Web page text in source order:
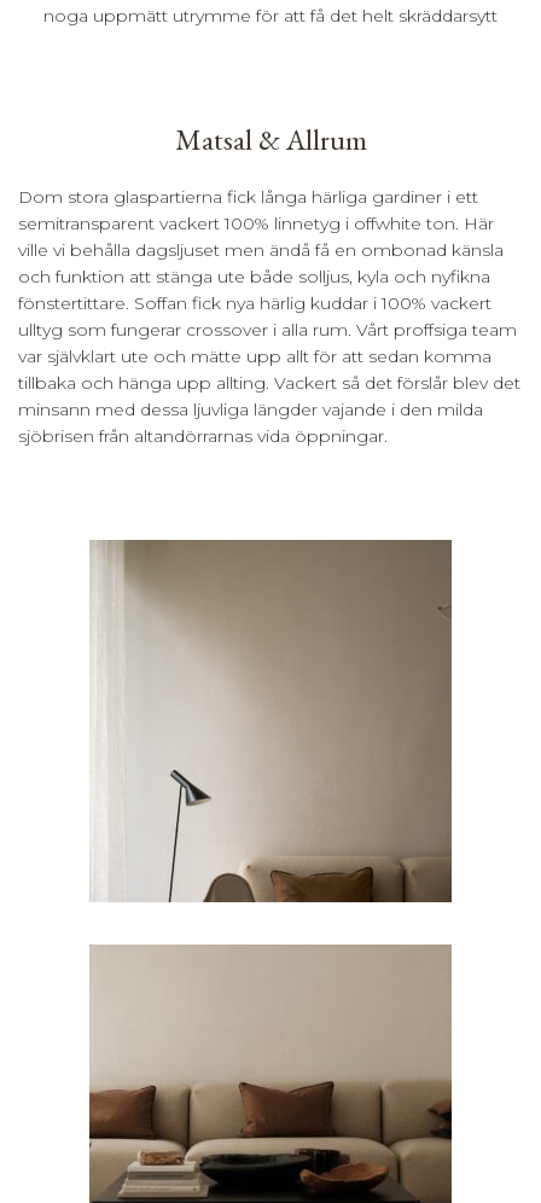
noga uppmätt utrymme för att få det helt skräddarsytt
Matsal & Allrum
Dom stora glaspartierna fick långa härliga gardiner i ett
semitransparent vackert 100% linnetyg i offwhite ton. Här
ville vi behålla dagsljuset men ändå få en ombonad känsla
och funktion att stänga ute både solljus, kyla och nyfikna
fönstertittare. Soffan fick nya härlig kuddar i 100% vackert
ulltyg som fungerar crossover i alla rum. Vårt proffsiga team
var självklart ute och mätte upp allt för att sedan komma
tillbaka och hänga upp allting. Vackert så det förslår blev det
minsann med dessa ljuvliga längder vajande i den milda
sjöbrisen från altandörrarnas vida öppningar.